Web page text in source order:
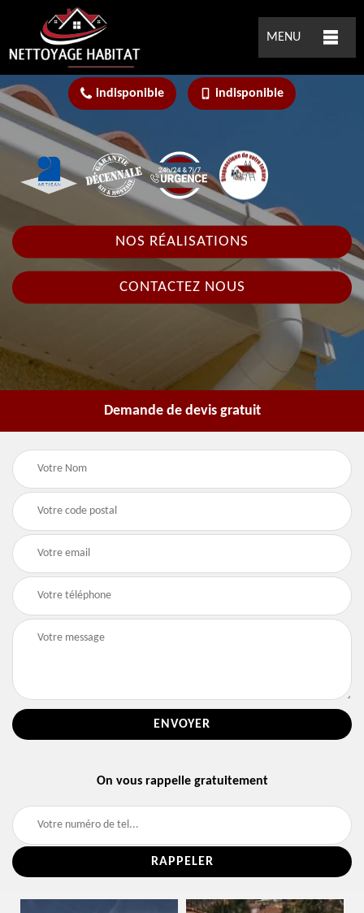
MENU
indisponible indisponible
NOS RÉALISATIONS
CONTACTEZ NOUS
Demande de devis gratuit
On vous rappelle gratuitement